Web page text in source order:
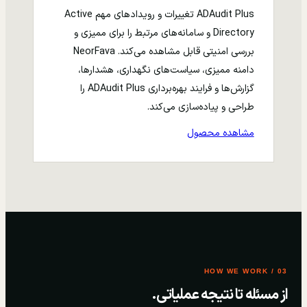
ADAudit Plus تغییرات و رویدادهای مهم Active
Directory و سامانه‌های مرتبط را برای ممیزی و
بررسی امنیتی قابل مشاهده می‌کند. NeorFava
دامنه ممیزی، سیاست‌های نگهداری، هشدارها،
گزارش‌ها و فرایند بهره‌برداری ADAudit Plus را
طراحی و پیاده‌سازی می‌کند.
مشاهده محصول
03 / HOW WE WORK
از مسئله تا نتیجه عملیاتی.